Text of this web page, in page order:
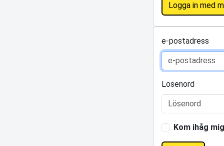
Logga in med
e-postadress
Lösenord
Kom ihåg mig